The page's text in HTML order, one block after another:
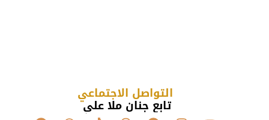
التواصل الاجتماعي
تابع جنان ملا علي